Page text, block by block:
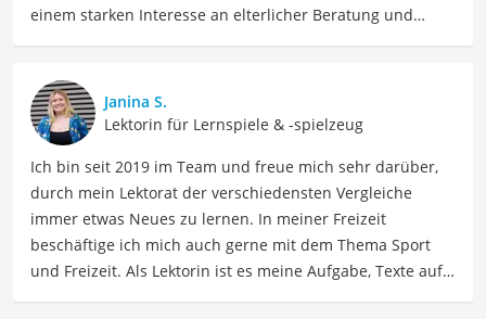
einem starken Interesse an elterlicher Beratung und
behandeln Themen wie Kindergesundheit, Ernährung,
Entwicklungsmilestones sowie Elternschaft, um Eltern
dabei zu unterstützen, ihre Kinder optimal zu
unterstützen und zu fördern.
Der Schaumstoffwürfel-Vergleich ist aus unserer Sicht
besonders empfehlenswert fürSpielefansundKinder
Janina S.
Lektorin für Lernspiele & -spielzeug
Ich bin seit 2019 im Team und freue mich sehr darüber,
durch mein Lektorat der verschiedensten Vergleiche
immer etwas Neues zu lernen. In meiner Freizeit
beschäftige ich mich auch gerne mit dem Thema Sport
und Freizeit. Als Lektorin ist es meine Aufgabe, Texte auf